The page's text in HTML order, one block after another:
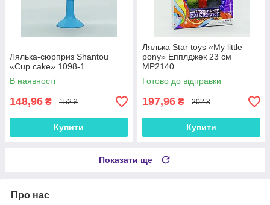
Лялька-сюрприз Shantou
«Cup cake» 1098-1
В наявності
148,96 ₴ 152 ₴
Купити
Лялька Star toys «My little
pony» Епплджек 23 см
MP2140
Готово до відправки
197,96 ₴ 202 ₴
Купити
Показати ще
Про нас